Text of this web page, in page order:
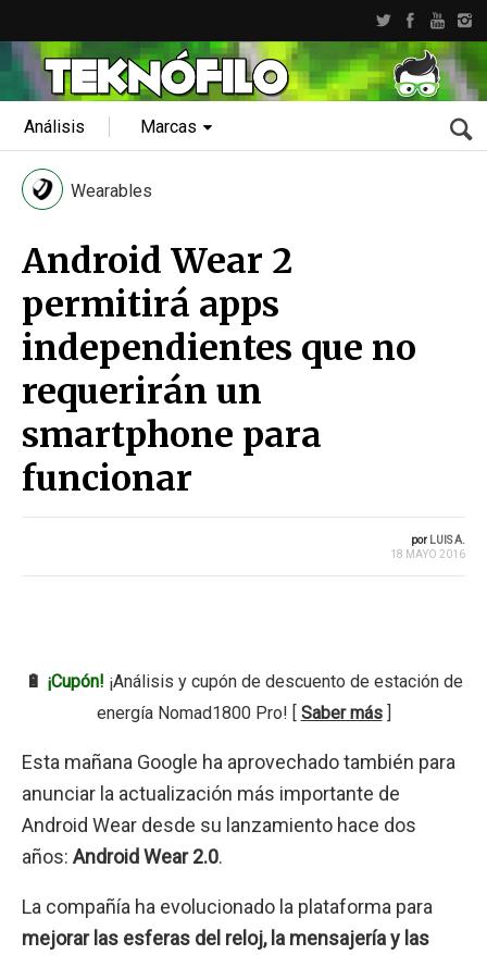
Análisis Marcas
Wearables
Android Wear 2
permitirá apps
independientes que no
requerirán un
smartphone para
funcionar
por LUIS A.
18 MAYO 2016
🔋 ¡Cupón! ¡Análisis y cupón de descuento de estación de
energía Nomad1800 Pro! [ Saber más]
Esta mañana Google ha aprovechado también para
anunciar la actualización más importante de
Android Wear desde su lanzamiento hace dos
años: Android Wear 2.0.
La compañía ha evolucionado la plataforma para
mejorar las esferas del reloj, la mensajería y las